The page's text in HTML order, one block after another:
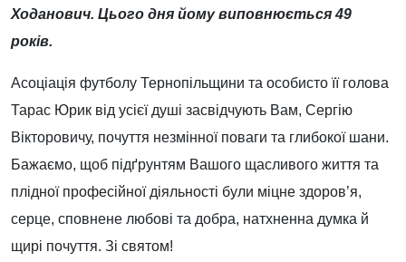
Ходанович. Цього дня йому виповнюється 49
років.
Асоціація футболу Тернопільщини та особисто її голова
Тарас Юрик від усієї душі засвідчують Вам, Сергію
Вікторовичу, почуття незмінної поваги та глибокої шани.
Бажаємо, щоб підґрунтям Вашого щасливого життя та
плідної професійної діяльності були міцне здоров’я,
серце, сповнене любові та добра, натхненна думка й
щирі почуття. Зі святом!